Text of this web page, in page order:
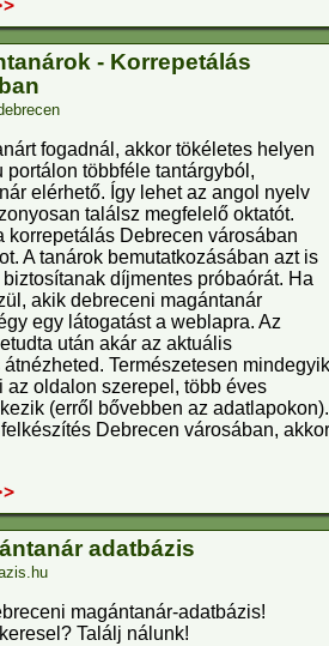
- Korrepetálás
fogadnál, akkor tökéletes helyen
portálon többféle tantárgyból,
elérhető. Így lehet az angol nyelv
találsz megfelelő oktatót.
korrepetálás Debrecen városában
A tanárok bemutatkozásában azt is
díjmentes próbaórát. Ha
akik debreceni magántanár
egy látogatást a weblapra. Az
után akár az aktuális
Természetesen mindegyik
az oldalon szerepel, több éves
(erről bővebben az adatlapokon).
Debrecen városában, akkor
adatbázis
magántanár-adatbázis!
Találj nálunk!